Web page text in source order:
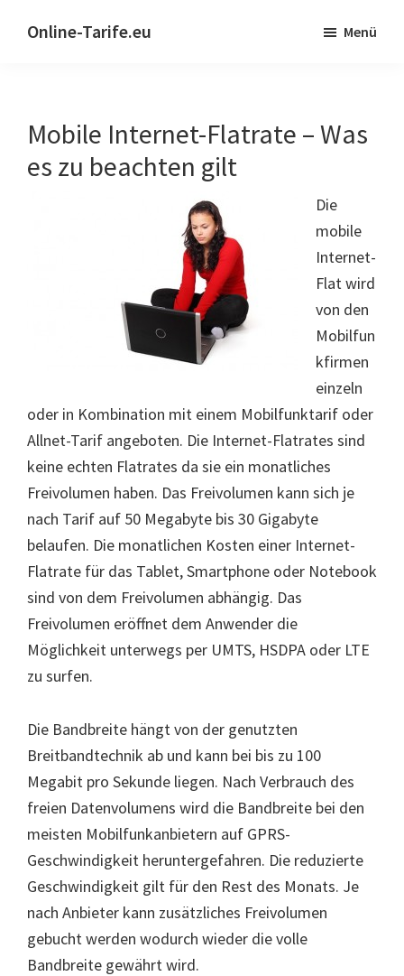
Hauptsidebar
Online-Tarife.eu Menü
Mobile Internet-Flatrate – Was
es zu beachten gilt
Die
mobile
Internet-
Flat wird
von den
Mobilfun
kfirmen
einzeln
oder in Kombination mit einem Mobilfunktarif oder
Allnet-Tarif angeboten. Die Internet-Flatrates sind
keine echten Flatrates da sie ein monatliches
Freivolumen haben. Das Freivolumen kann sich je
nach Tarif auf 50 Megabyte bis 30 Gigabyte
belaufen. Die monatlichen Kosten einer Internet-
Flatrate für das Tablet, Smartphone oder Notebook
sind von dem Freivolumen abhängig. Das
Freivolumen eröffnet dem Anwender die
Möglichkeit unterwegs per UMTS, HSDPA oder LTE
zu surfen.
Die Bandbreite hängt von der genutzten
Breitbandtechnik ab und kann bei bis zu 100
Megabit pro Sekunde liegen. Nach Verbrauch des
freien Datenvolumens wird die Bandbreite bei den
meisten Mobilfunkanbietern auf GPRS-
Geschwindigkeit heruntergefahren. Die reduzierte
Geschwindigkeit gilt für den Rest des Monats. Je
nach Anbieter kann zusätzliches Freivolumen
gebucht werden wodurch wieder die volle
Bandbreite gewährt wird.